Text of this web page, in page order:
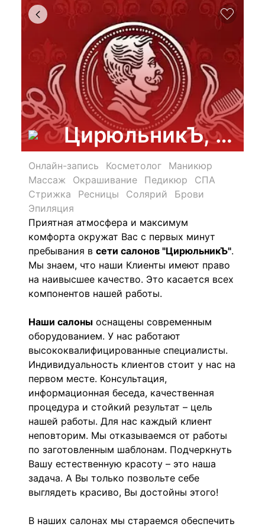
ЦирюльникЪ,
Онлайн-запись Косметолог
Маникюр
Массаж
Окрашивание Педикюр
СПА
Стрижка
Ресницы Солярий
Брови
Эпиляция
Приятная атмосфера и максимум
комфорта окружат Вас с первых минут
пребывания в сети салонов "ЦирюльникЪ".
Мы знаем, что наши Клиенты имеют право
на наивысшее качество. Это касается всех
компонентов нашей работы.
Наши салоны оснащены современным
оборудованием. У нас работают
высококвалифицированные специалисты.
Индивидуальность клиентов стоит у нас на
первом месте. Консультация,
информационная беседа, качественная
процедура и стойкий результат – цель
нашей работы. Для нас каждый клиент
неповторим. Мы отказываемся от работы
по заготовленным шаблонам. Подчеркнуть
Вашу естественную красоту – это наша
задача. А Вы только позвольте себе
выглядеть красиво, Вы достойны этого!
В наших салонах мы стараемся обеспечить